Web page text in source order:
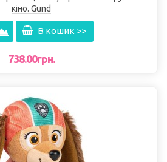
кіно. Gund
В кошик >>
738.00грн.